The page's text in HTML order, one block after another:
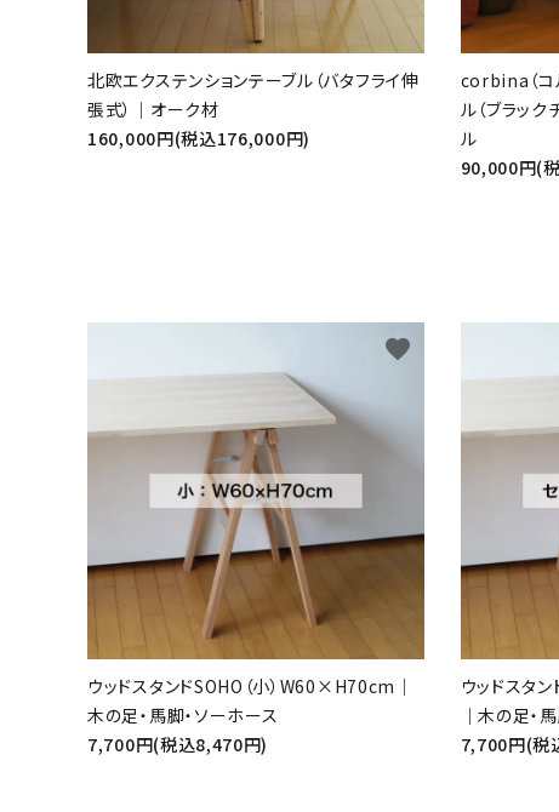
北欧エクステンションテーブル（バタフライ伸
張式）｜オーク材
160,000円(税込176,000円)
corbina（コ
ル（ブラッ
ル
90,000円(
ウッドスタンドSOHO（小）W60×H70cm｜
木の足・馬脚・ソーホース
7,700円(税込8,470円)
favorite
ウッドスタ
｜木の足・
7,700円(税